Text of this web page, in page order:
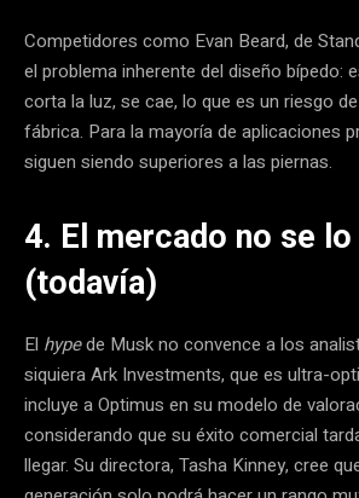
Competidores como Evan Beard, de
el problema inherente del diseño bípedo:
corta la luz, se cae, lo que es un riesgo
fábrica. Para la mayoría de aplicaciones
siguen siendo superiores a las piernas.
4. El mercado no se
(todavía)
El hypede Musk no convence a los
siquiera Ark Investments, que es ultra-
incluye a Optimus en su modelo de
considerando que su éxito comercial
llegar. Su directora, Tasha Kinney, cree